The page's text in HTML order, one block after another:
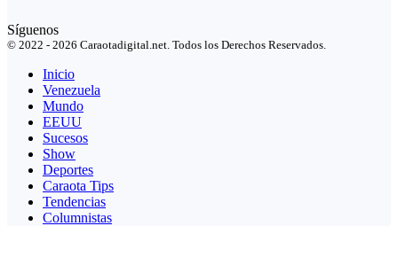
Síguenos
© 2022 - 2026 Caraotadigital.net. Todos los Derechos Reservados.
Inicio
Venezuela
Mundo
EEUU
Sucesos
Show
Deportes
Caraota Tips
Tendencias
Columnistas